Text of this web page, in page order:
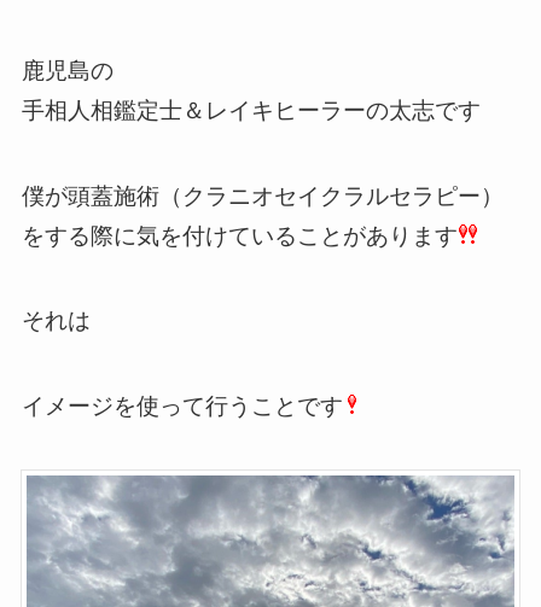
鹿児島の
手相人相鑑定士＆レイキヒーラーの太志です
僕が頭蓋施術（クラニオセイクラルセラピー）
をする際に気を付けていることがあります
それは
イメージを使って行うことです